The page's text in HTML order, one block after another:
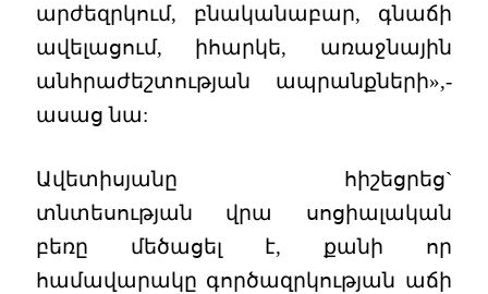
արժեզրկում, բնականաբար, գնաճի
ավելացում, իհարկե, առաջնային
անհրաժեշտության ապրանքների»,-
ասաց նա:
Ավետիսյանը հիշեցրեց`
տնտեսության վրա սոցիալական
բեռը մեծացել է, քանի որ
համավարակը գործազրկության աճի